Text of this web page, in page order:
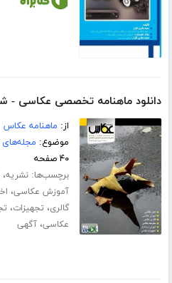
دانلود ماهنامه تخصصی عکاسی -
از: ماهنامه عکاس
موضوع: مجله‌های
۴۰ صفحه
برچسب‌ها:نشریه،
آموزش عکاسی،
گالری، تجهیزات،
عکاسی،آگهی